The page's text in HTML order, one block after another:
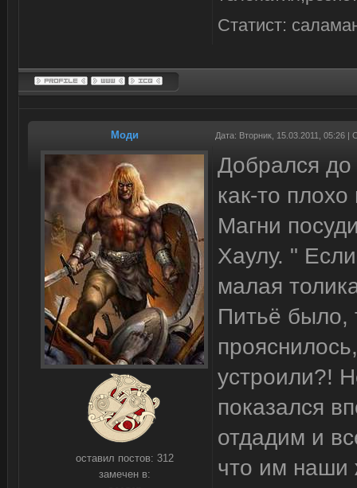
Статист:
Моди Дата: Вторник, 15.03.2011, 05:26
оставил постов: 312
замечен в:
Добрался
как-то
Магни
Хаулу. "
малая
Питьё было,
устроили?!
показался
отдадим и
что им наши